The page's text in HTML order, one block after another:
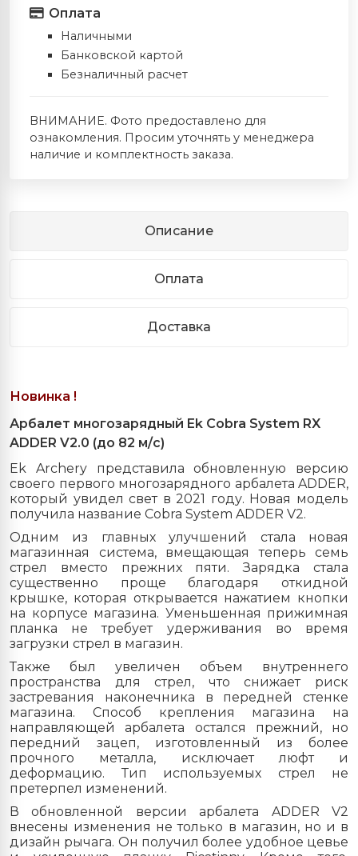
Оплата
Наличными
Банковской картой
Безналичный расчет
ВНИМАНИЕ. Фото предоставлено для
ознакомления. Просим уточнять у менеджера
наличие и комплектность заказа.
Описание
Оплата
Доставка
Новинка !
Арбалет многозарядный Ek Cobra System RX
ADDER V2.0 (до 82 м/с)
Ek Archery представила обновленную версию
своего первого многозарядного арбалета ADDER,
который увидел свет в 2021 году. Новая модель
получила название Cobra System ADDER V2.
Одним из главных улучшений стала новая
магазинная система, вмещающая теперь семь
стрел вместо прежних пяти. Зарядка стала
существенно проще благодаря откидной
крышке, которая открывается нажатием кнопки
на корпусе магазина. Уменьшенная прижимная
планка не требует удерживания во время
загрузки стрел в магазин.
Также был увеличен объем внутреннего
пространства для стрел, что снижает риск
застревания наконечника в передней стенке
магазина. Способ крепления магазина на
направляющей арбалета остался прежний, но
передний зацеп, изготовленный из более
прочного металла, исключает люфт и
деформацию. Тип используемых стрел не
претерпел изменений.
В обновленной версии арбалета ADDER V2
внесены изменения не только в магазин, но и в
дизайн рычага. Он получил более удобное цевье